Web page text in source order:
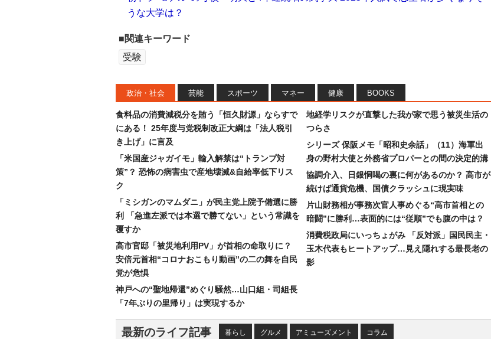
うな大学は？
■関連キーワード
受験
政治・社会 芸能 スポーツ マネー 健康 BOOKS
食料品の消費減税分を賄う「恒久財源」ならすで
にある！ 25年度与党税制改正大綱は「法人税引
き上げ」に言及
「米国産ジャガイモ」輸入解禁は“トランプ対
策”？ 恐怖の病害虫で産地壊滅&自給率低下リス
ク
「ミシガンのマムダニ」が民主党上院予備選に勝
利 「急進左派では本選で勝てない」という常識を
覆すか
高市官邸「被災地利用PV」が首相の命取りに？
安倍元首相“コロナおこもり動画”の二の舞を自民
党が危惧
神戸への“聖地帰還”めぐり騒然…山口組・司組長
「7年ぶりの里帰り」は実現するか
地経学リスクが直撃した我が家で思う被災生活の
つらさ
シリーズ 保阪メモ「昭和史余話」（11）海軍出
身の野村大使と外務省プロパーとの間の決定的溝
協調介入、日銀恫喝の裏に何があるのか？ 高市が
続けば通貨危機、国債クラッシュに現実味
片山財務相が事務次官人事めぐる“高市首相との
暗闘”に勝利…表面的には“従順”でも腹の中は？
消費税政局にいっちょがみ 「反対派」国民民主・
玉木代表もヒートアップ…見え隠れする最長老の
影
最新のライフ記事 暮らし グルメ アミューズメント コラム